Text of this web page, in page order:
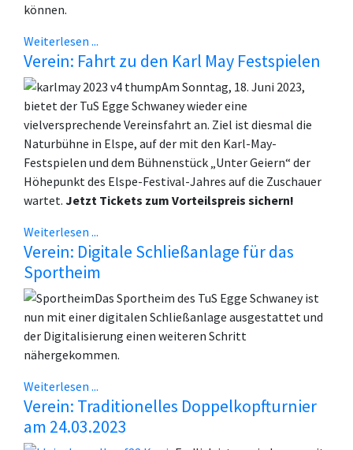
können.
Weiterlesen ...
Verein: Fahrt zu den Karl May Festspielen
Am Sonntag, 18. Juni 2023,
bietet der TuS Egge Schwaney wieder eine
vielversprechende Vereinsfahrt an. Ziel ist diesmal die
Naturbühne in Elspe, auf der mit den Karl-May-
Festspielen und dem Bühnenstück „Unter Geiern“ der
Höhepunkt des Elspe-Festival-Jahres auf die Zuschauer
wartet. Jetzt Tickets zum Vorteilspreis sichern!
Weiterlesen ...
Verein: Digitale Schließanlage für das
Sportheim
Das Sportheim des TuS Egge Schwaney ist
nun mit einer digitalen Schließanlage ausgestattet und
der Digitalisierung einen weiteren Schritt
nähergekommen.
Weiterlesen ...
Verein: Traditionelles Doppelkopfturnier
am 24.03.2023